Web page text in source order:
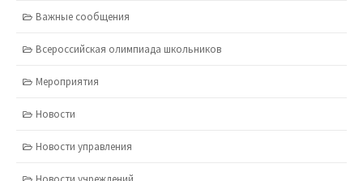
Важные сообщения
Всероссийская олимпиада школьников
Мероприятия
Новости
Новости управления